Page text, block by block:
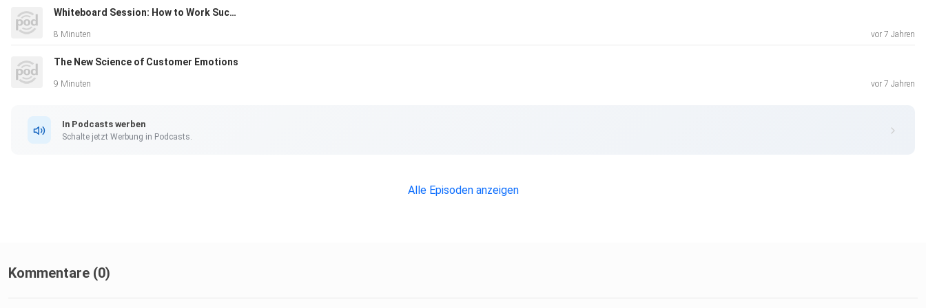
Whiteboard Session: How to Work Successfully Across Borders
8 Minuten vor 7 Jahren
The New Science of Customer Emotions
9 Minuten vor 7 Jahren
In Podcasts werben
Schalte jetzt Werbung in Podcasts.
Alle Episoden anzeigen
Kommentare (0)